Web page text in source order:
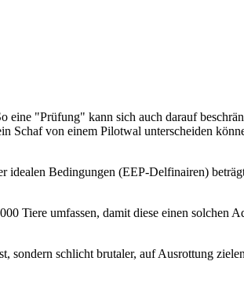
"Prüfung" kann sich auch darauf
Schaf von einem Pilotwal unterscheiden
Bedingungen (EEP-Delfinairen)
Tiere umfassen, damit diese einen solchen
sondern schlicht brutaler, auf Ausrottung